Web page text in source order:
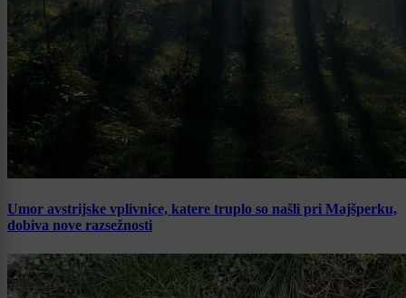
Umor avstrijske vplivnice, katere truplo so našli pri Majšperku,
dobiva nove razsežnosti